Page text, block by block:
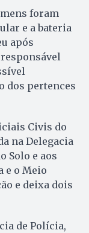
foram
e a bateria
após
dos pertences
Civis do
na Delegacia
Solo e aos
e o Meio
e deixa dois
de Polícia,